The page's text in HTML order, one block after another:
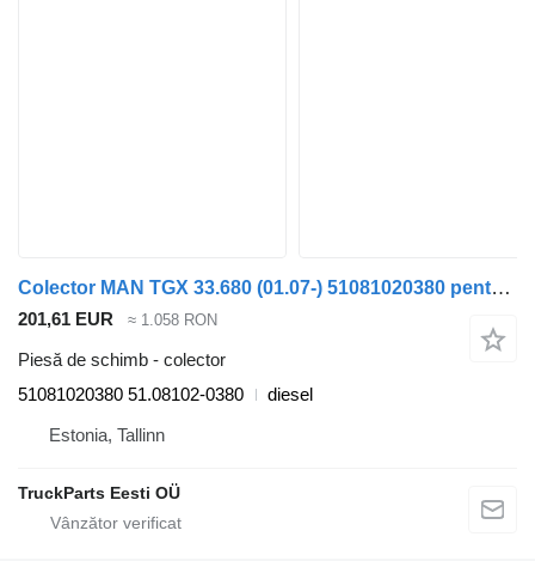
Colector MAN TGX 33.680 (01.07-) 51081020380 pentru cap tractor MAN TGL, TGM, TGS, TGX (2005-2021)
201,61 EUR ≈ 1.058 RON
Piesă de schimb - colector
51081020380 51.08102-0380
diesel
Estonia, Tallinn
TruckParts Eesti OÜ